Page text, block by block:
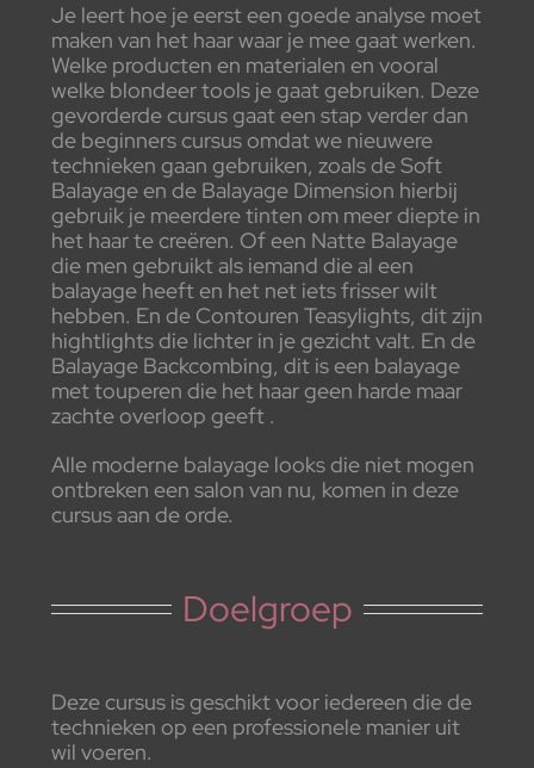
Je leert hoe je eerst een goede analyse moet
maken van het haar waar je mee gaat werken.
Welke producten en materialen en vooral
welke blondeer tools je gaat gebruiken. Deze
gevorderde cursus gaat een stap verder dan
de beginners cursus omdat we nieuwere
technieken gaan gebruiken, zoals de Soft
Balayage en de Balayage Dimension hierbij
gebruik je meerdere tinten om meer diepte in
het haar te creëren. Of een Natte Balayage
die men gebruikt als iemand die al een
balayage heeft en het net iets frisser wilt
hebben. En de Contouren Teasylights, dit zijn
hightlights die lichter in je gezicht valt. En de
Balayage Backcombing, dit is een balayage
met touperen die het haar geen harde maar
zachte overloop geeft .
Alle moderne balayage looks die niet mogen
ontbreken een salon van nu, komen in deze
cursus aan de orde.
Doelgroep
Deze cursus is geschikt voor iedereen die de
technieken op een professionele manier uit
wil voeren.